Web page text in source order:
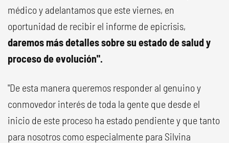
médico y adelantamos que este viernes, en
oportunidad de recibir el informe de epicrisis,
daremos más detalles sobre su estado de salud y
proceso de evolución".
"De esta manera queremos responder al genuino y
conmovedor interés de toda la gente que desde el
inicio de este proceso ha estado pendiente y que tanto
para nosotros como especialmente para Silvina